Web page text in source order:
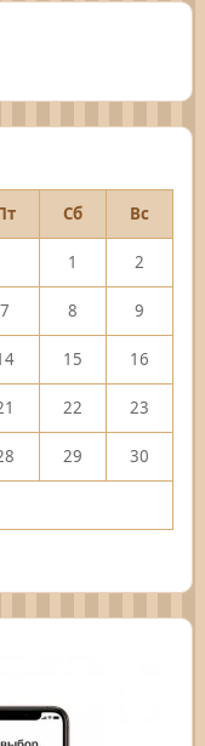
Сб Вс
1 2
7 8 9
15 16
22 23
29 30